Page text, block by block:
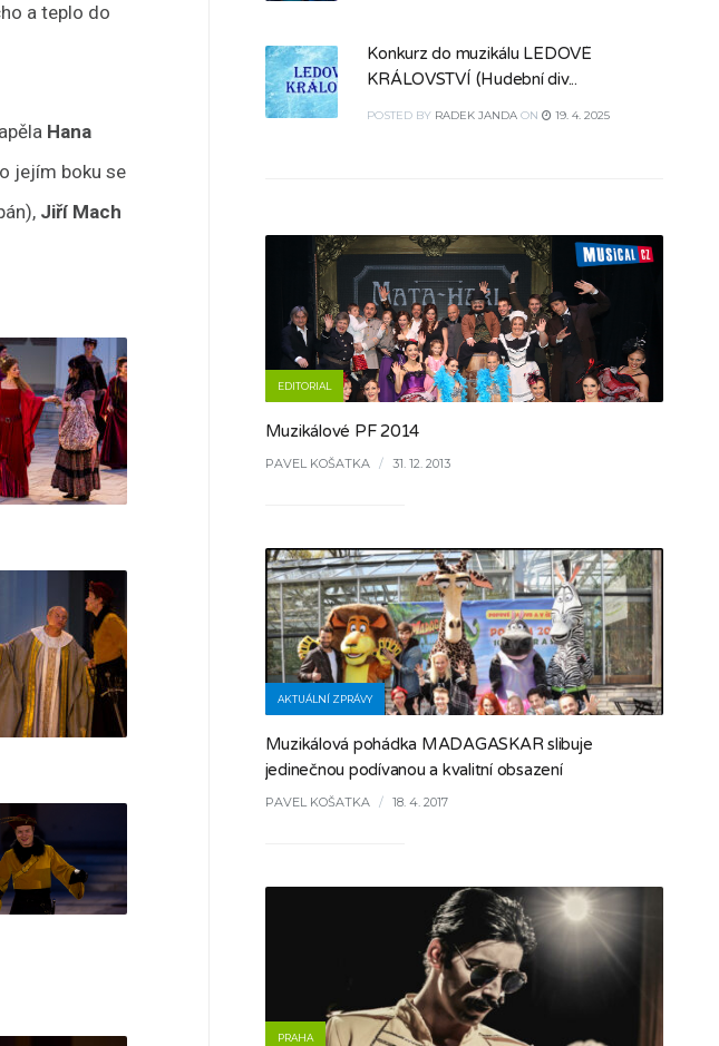
a teplo do
Hana
jejím boku se
Jiří Mach
Konkurz do muzikálu LEDOVÉ
KRÁLOVSTVÍ (Hudební div...
POSTED BY RADEK JANDA ON 19. 4. 2025
EDITORIAL
Muzikálové PF 2014
PAVEL KOŠATKA / 31. 12. 2013
AKTUÁLNÍ ZPRÁVY
Muzikálová pohádka MADAGASKAR slibuje
jedinečnou podívanou a kvalitní obsazení
PAVEL KOŠATKA / 18. 4. 2017
PRAHA